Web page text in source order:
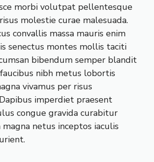
morbi volutpat pellentesque
molestie curae malesuada.
convallis massa mauris enim
senectus montes mollis taciti
bibendum semper blandit
nibh metus lobortis
vivamus per risus
imperdiet praesent
congue gravida curabitur
netus inceptos iaculis